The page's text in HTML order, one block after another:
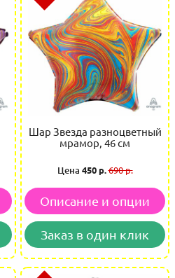
Шар Звезда разноцветный
мрамор, 46 см
Цена 450 р.690 р.
Описание и опции
Заказ в один клик